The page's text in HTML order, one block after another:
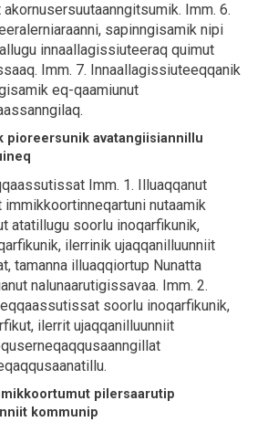
Imm. 6.
sapinngisamik nipi
innaallagissiuteeraq quimut
Imm. 7. Innaallagissiuteeqqanik
eq-qaamiunut
pioreersunik avatangiisiannillu
Imm. 1. Illuaqqanut
immikkoortinneqartuni nutaamik
atatillugu soorlu inoqarfikunik,
ilerrinik ujaqqanilluunniit
tamanna illuaqqiortup Nunatta
nalunaarutigissavaa. Imm. 2.
soorlu inoqarfikunik,
ilerrit ujaqqanilluunniit
pilersaarutip
kommunip